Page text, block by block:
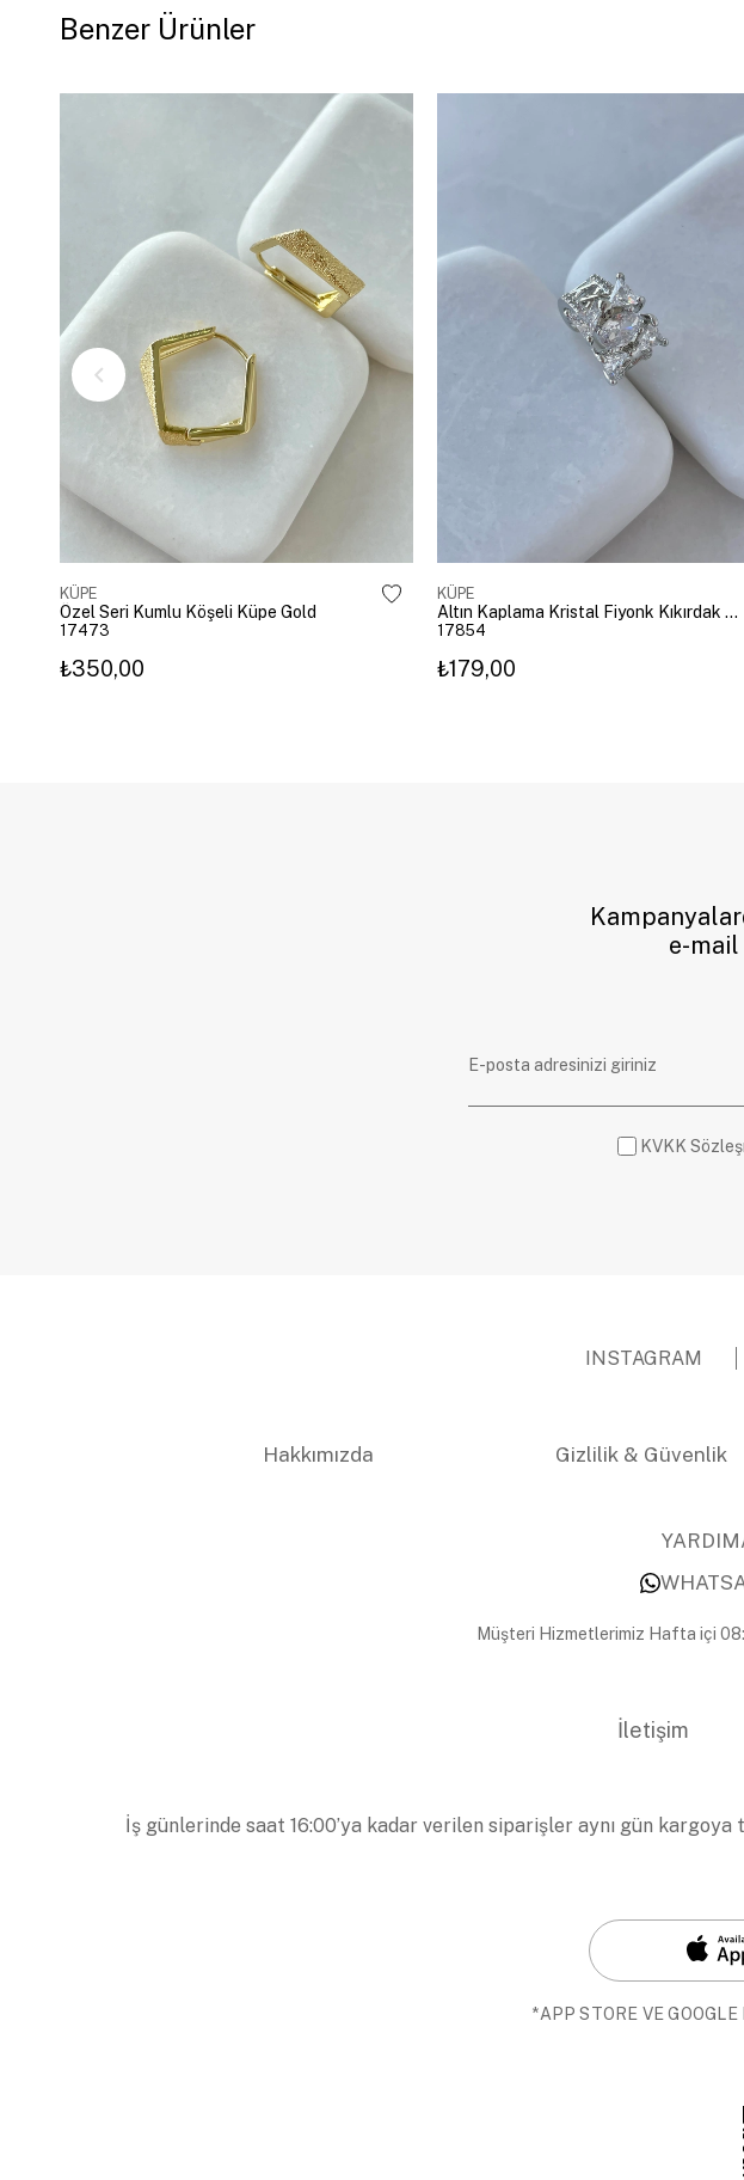
Benzer Ürünler
KÜPE
Özel Seri Kumlu Köşeli Küpe Gold
17473
₺350,00
KÜPE
Altın Kaplama Kristal Fiyonk Kıkırdak Küpe Gümüş
17854
₺179,00
e-mail
KVKK
INSTAGRAM
Hakkımızda Gizlilik & Güvenlik
Müşteri Hizmetlerimiz Hafta içi
İletişim
İş günlerinde saat 16:00’ya kadar verilen siparişler aynı gün
*APP STORE VE